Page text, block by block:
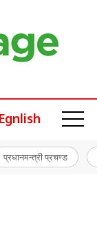
Egnlish
प्रधानमन्त्री प्रचण्ड